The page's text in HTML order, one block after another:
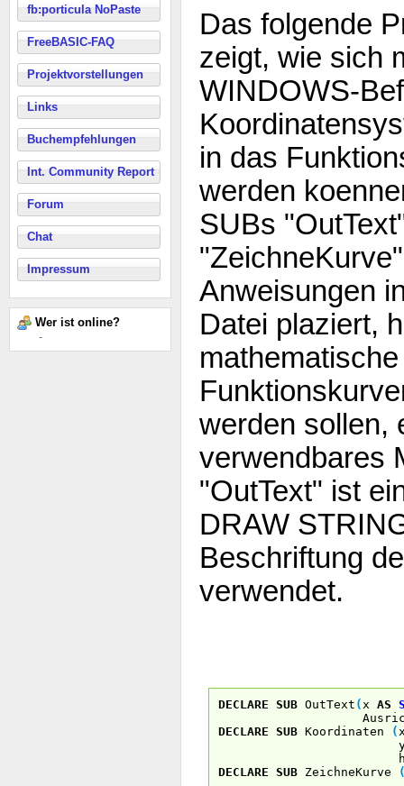
fb:porticula NoPaste
FreeBASIC-FAQ
Projektvorstellungen
Links
Buchempfehlungen
Int. Community Report
Forum
Chat
Impressum
Wer ist online?
-
Das folgende
zeigt, wie sich
WINDOWS-
in das
werden
SUBs
Anweisungen
Datei plaziert,
werden sollen,
verwendbares
"OutText" ist
DRAW
Beschriftung
verwendet.
DECLARE SUB OutText ( x AS
DECLARE SUB Koordinaten (
DECLARE SUB ZeichneKurve